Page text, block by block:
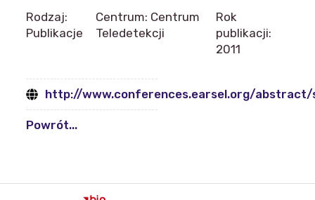
Rodzaj:
Publikacje
Centrum: Centrum
Teledetekcji
Rok
publikacji:
2011
http://www.conferences.earsel.org/
Powrót...